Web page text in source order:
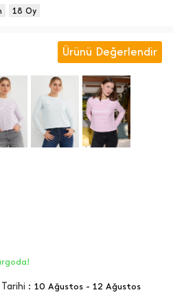
18 Oy
Ürünü Değerlendir
: 10 Ağustos - 12 Ağustos